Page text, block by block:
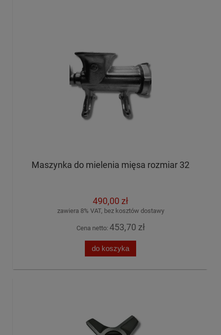
Maszynka do mielenia mięsa rozmiar 32
490,00 zł
zawiera 8% VAT, bez kosztów dostawy
Cena netto: 453,70 zł
do koszyka